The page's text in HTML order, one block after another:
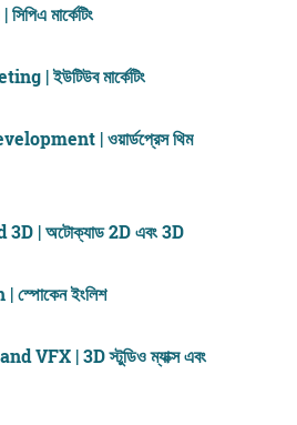
মার্কেটিং
| ইউটিউব মার্কেটিং
| ওয়ার্ডপ্রেস থিম
| অটোক্যাড 2D এবং 3D
ইংলিশ
VFX | 3D স্টুডিও ম্যাক্স এবং